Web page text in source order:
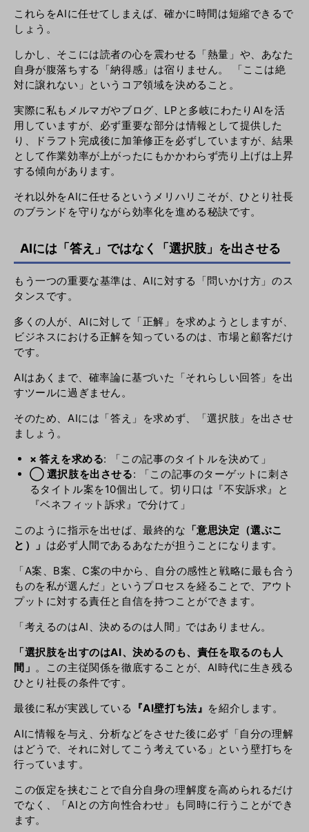
これらをAIに任せてしまえば、確かに時間は短縮できるで
しょう。
しかし、そこには読者の心を震わせる「熱量」や、あなた
自身が腹落ちする「納得感」は宿りません。 「ここは絶
対に譲れない」というコア領域を決めること。
実際に私もメルマガやブログ、LPと多岐にわたりAIを活
用していますが、必ず重要な部分は情報として提供した
り、ドラフト完成後に加筆修正を必ずしていますが、結果
として作業効率が上がったにもかかわらず売り上げは上昇
する傾向があります。
それ以外をAIに任せるというメリハリこそが、ひとり社長
のブランドを守りながら効率化を進める秘訣です。
AIには「答え」ではなく「選択肢」を出させる
もう一つの重要な基準は、AIに対する「問いかけ方」のス
タンスです。
多くの人が、AIに対して「正解」を求めようとしますが、
ビジネスにおける正解を知っているのは、市場と顧客だけ
です。
AIはあくまで、確率論に基づいた「それらしい回答」を出
すツールに過ぎません。
そのため、AIには「答え」を求めず、「選択肢」を出させ
ましょう。
× 答えを求める: 「この記事のタイトルを決めて」
◯ 選択肢を出させる: 「この記事のターゲットに刺さ
るタイトル案を10個出して。切り口は『不安訴求』と
『ベネフィット訴求』で分けて」
このように指示を出せば、最終的な 「意思決定（選ぶこ
と）」 は必ず人間であるあなたが担うことになります。
「A案、B案、C案の中から、自分の感性と戦略に最も合う
ものを私が選んだ」というプロセスを経ることで、アウト
プットに対する責任と自信を持つことができます。
「考えるのはAI、決めるのは人間」ではありません。
「選択肢を出すのはAI、決めるのも、責任を取るのも人
間」 。この主従関係を徹底することが、AI時代に生き残る
ひとり社長の条件です。
最後に私が実践している
『AI壁打ち法』 を紹介します。
AIに情報を与え、分析などをさせた後に必ず「自分の理解
はどうで、それに対してこう考えている」という壁打ちを
行っています。
この仮定を挟むことで自分自身の理解度を高められるだけ
でなく、「AIとの方向性合わせ」も同時に行うことができ
ます。